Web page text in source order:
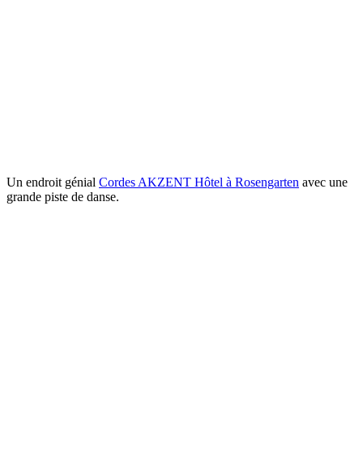
Un endroit génial Cordes AKZENT Hôtel à Rosengarten avec une
grande piste de danse.